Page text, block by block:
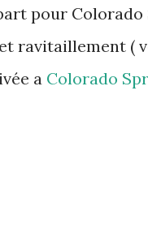
pour Colorado
ravitaillement (
a Colorado